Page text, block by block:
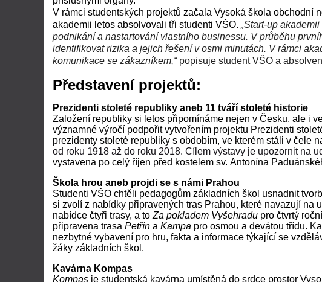
V rámci studentských projektů začala Vysoká škola obchodní
akademii letos absolvovali tři studenti VŠO. „Start-up
podnikání a nastartování vlastního businessu. V průběhu
identifikovat rizika a jejich řešení v osmi minutách. V rámci
komunikace se zákazníkem,“ popisuje student VŠO a
Představení projektů:
Prezidenti stoleté republiky aneb 11 tváří stoleté historie
Založení republiky si letos připomínáme nejen v Česku, ale i
významné výročí podpořit vytvořením projektu Prezidenti
prezidenty stoleté republiky s obdobím, ve kterém stáli v čele
od roku 1918 až do roku 2018. Cílem výstavy je upozornit na
vystavena po celý říjen před kostelem sv. Antonína
Škola hrou aneb projdi se s námi Prahou
Studenti VŠO chtěli pedagogům základních škol usnadnit
si zvolí z nabídky připravených tras Prahou, které navazují na
nabídce čtyři trasy, a to Za pokladem Vyšehradu pro čtvrtý
připravena trasa Petřín a Kampa pro osmou a devátou třídu.
nezbytné vybavení pro hru, fakta a informace týkající se
žáky základních škol.
Kavárna Kompas
Kompas je studentská kavárna umístěná do srdce prostor